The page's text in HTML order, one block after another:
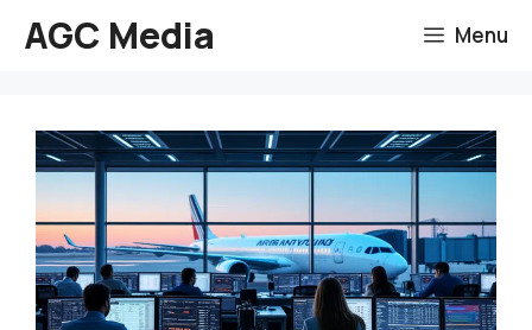
AGC Media Menu